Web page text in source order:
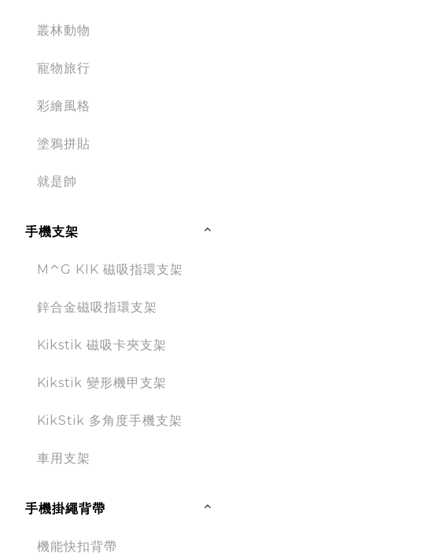
叢林動物
寵物旅行
彩繪風格
塗鴉拼貼
就是帥
手機支架
M⌃G KIK 磁吸指環支架
鋅合金磁吸指環支架
Kikstik 磁吸卡夾支架
Kikstik 變形機甲支架
KikStik 多角度手機支架
車用支架
手機掛繩背帶
機能快扣背帶